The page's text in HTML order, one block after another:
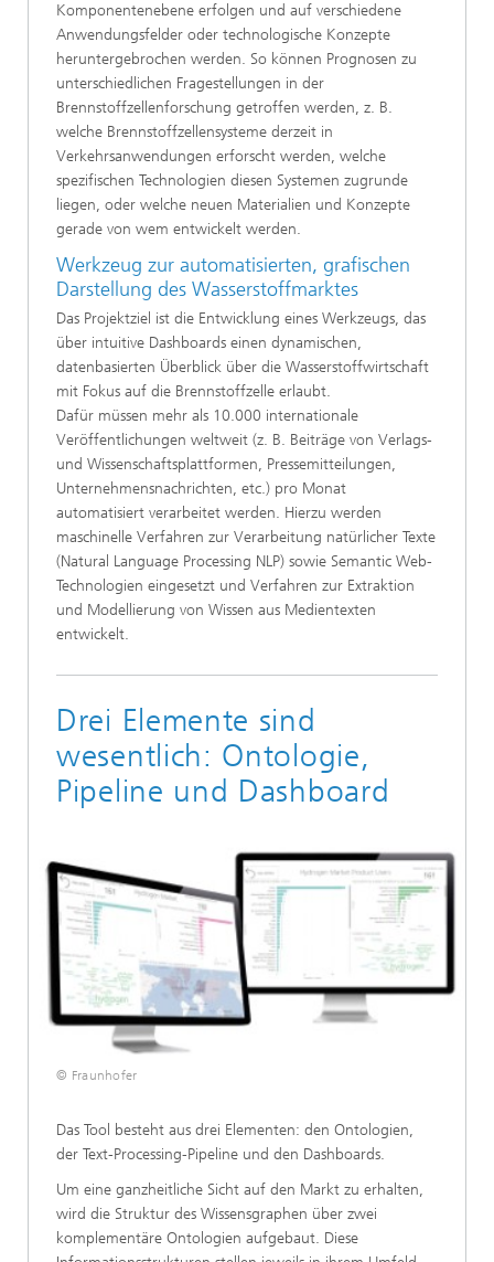
Komponentenebene erfolgen und auf verschiedene
Anwendungsfelder oder technologische Konzepte
heruntergebrochen werden. So können Prognosen zu
unterschiedlichen Fragestellungen in der
Brennstoffzellenforschung getroffen werden, z. B.
welche Brennstoffzellensysteme derzeit in
Verkehrsanwendungen erforscht werden, welche
spezifischen Technologien diesen Systemen zugrunde
liegen, oder welche neuen Materialien und Konzepte
gerade von wem entwickelt werden.
Werkzeug zur automatisierten, grafischen
Darstellung des Wasserstoffmarktes
Das Projektziel ist die Entwicklung eines Werkzeugs, das
über intuitive Dashboards einen dynamischen,
datenbasierten Überblick über die Wasserstoffwirtschaft
mit Fokus auf die Brennstoffzelle erlaubt.
Dafür müssen mehr als 10.000 internationale
Veröffentlichungen weltweit (z. B. Beiträge von Verlags-
und Wissenschaftsplattformen, Pressemitteilungen,
Unternehmensnachrichten, etc.) pro Monat
automatisiert verarbeitet werden. Hierzu werden
maschinelle Verfahren zur Verarbeitung natürlicher Texte
(Natural Language Processing NLP) sowie Semantic Web-
Technologien eingesetzt und Verfahren zur Extraktion
und Modellierung von Wissen aus Medientexten
entwickelt.
Drei Elemente sind
wesentlich: Ontologie,
Pipeline und Dashboard
© Fraunhofer
Das Tool besteht aus drei Elementen: den Ontologien,
der Text-Processing-Pipeline und den Dashboards.
Um eine ganzheitliche Sicht auf den Markt zu erhalten,
wird die Struktur des Wissensgraphen über zwei
komplementäre Ontologien aufgebaut. Diese